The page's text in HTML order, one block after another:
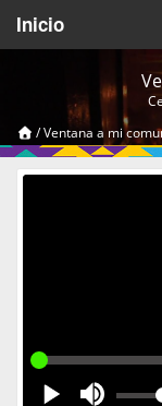
Inicio
Videos Temáticos
/Ventana a mi